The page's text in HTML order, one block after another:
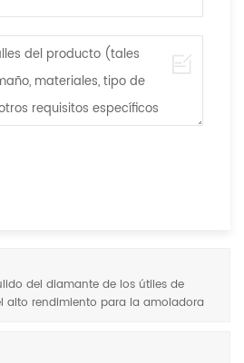
del diamante de los útiles de
alto rendimiento para la amoladora